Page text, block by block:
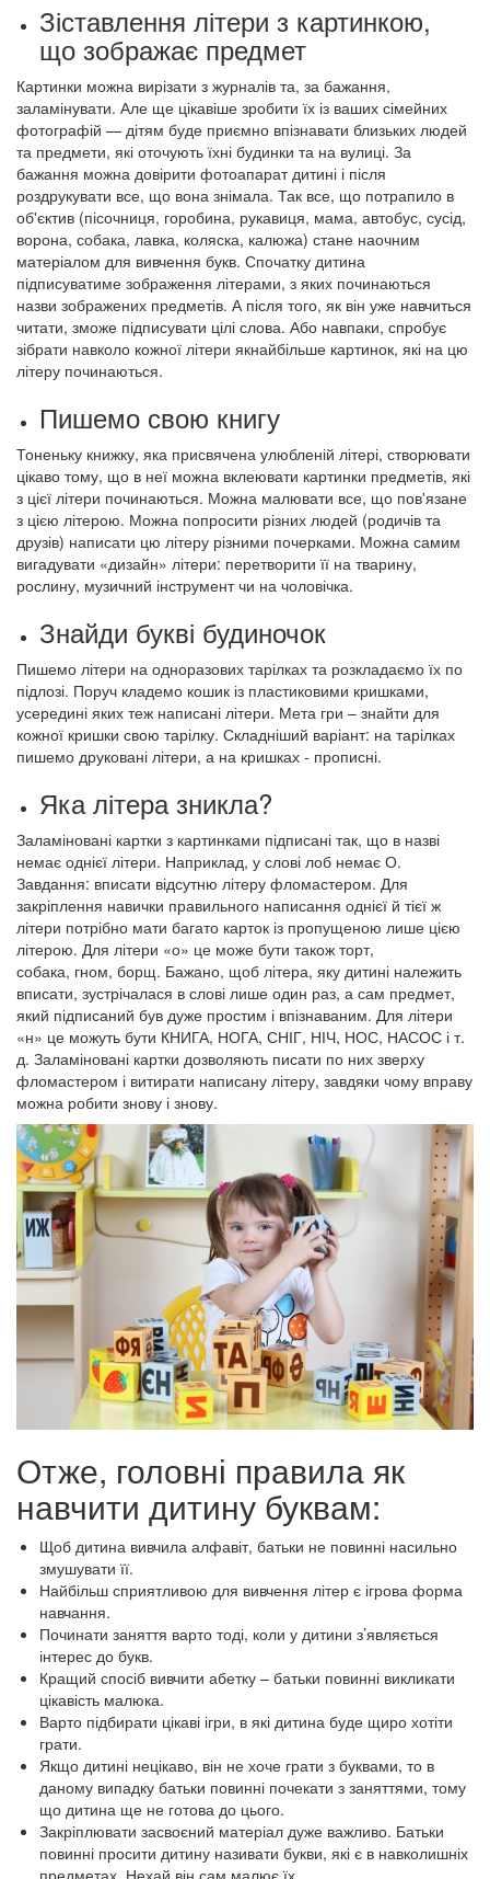
Зіставлення літери з картинкою,
що зображає предмет
Картинки можна вирізати з журналів та, за бажання,
заламінувати. Але ще цікавіше зробити їх із ваших сімейних
фотографій — дітям буде приємно впізнавати близьких людей
та предмети, які оточують їхні будинки та на вулиці. За
бажання можна довірити фотоапарат дитині і після
роздрукувати все, що вона знімала. Так все, що потрапило в
об'єктив (пісочниця, горобина, рукавиця, мама, автобус, сусід,
ворона, собака, лавка, коляска, калюжа) стане наочним
матеріалом для вивчення букв. Спочатку дитина
підписуватиме зображення літерами, з яких починаються
назви зображених предметів. А після того, як він уже навчиться
читати, зможе підписувати цілі слова. Або навпаки, спробує
зібрати навколо кожної літери якнайбільше картинок, які на цю
літеру починаються.
Пишемо свою книгу
Тоненьку книжку, яка присвячена улюбленій літері, створювати
цікаво тому, що в неї можна вклеювати картинки предметів, які
з цієї літери починаються. Можна малювати все, що пов'язане
з цією літерою. Можна попросити різних людей (родичів та
друзів) написати цю літеру різними почерками. Можна самим
вигадувати «дизайн» літери: перетворити її на тварину,
рослину, музичний інструмент чи на чоловічка.
Знайди букві будиночок
Пишемо літери на одноразових тарілках та розкладаємо їх по
підлозі. Поруч кладемо кошик із пластиковими кришками,
усередині яких теж написані літери. Мета гри – знайти для
кожної кришки свою тарілку. Складніший варіант: на тарілках
пишемо друковані літери, а на кришках - прописні.
Яка літера зникла?
Заламіновані картки з картинками підписані так, що в назві
немає однієї літери. Наприклад, у слові лоб немає О.
Завдання: вписати відсутню літеру фломастером. Для
закріплення навички правильного написання однієї й тієї ж
літери потрібно мати багато карток із пропущеною лише цією
літерою. Для літери «о» це може бути також торт,
собака, гном, борщ. Бажано, щоб літера, яку дитині належить
вписати, зустрічалася в слові лише один раз, а сам предмет,
який підписаний був дуже простим і впізнаваним. Для літери
«н» це можуть бути КНИГА, НОГА, СНІГ, НІЧ, НОС, НАСОС і т.
д. Заламіновані картки дозволяють писати по них зверху
фломастером і витирати написану літеру, завдяки чому вправу
можна робити знову і знову.
Отже, головні правила як
навчити дитину буквам:
Щоб дитина вивчила алфавіт, батьки не повинні насильно
змушувати її.
Найбільш сприятливою для вивчення літер є ігрова форма
навчання.
Починати заняття варто тоді, коли у дитини з’являється
інтерес до букв.
Кращий спосіб вивчити абетку – батьки повинні викликати
цікавість малюка.
Варто підбирати цікаві ігри, в які дитина буде щиро хотіти
грати.
Якщо дитині нецікаво, він не хоче грати з буквами, то в
даному випадку батьки повинні почекати з заняттями, тому
що дитина ще не готова до цього.
Закріплювати засвоєний матеріал дуже важливо. Батьки
повинні просити дитину називати букви, які є в навколишніх
предметах. Нехай він сам малює їх.